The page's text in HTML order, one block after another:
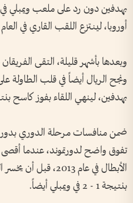
بهدفين دون رد على ملعب ويمبلي في
أوروبا، لينتزع اللقب القاري في
وبعدها بأشهر قليلة، التقى
ونجح الريال أيضاً في قلب الطاولة
بهدفين، لينهي اللقاء بفوز كاسح بنتيجة 5 - 2 في أكتوبر
ضمن منافسات مرحلة الدوري
تفوق واضح لدورتموند، عندما
الأبطال في عام
بنتيجة 1 - 2 في ويمبلي أيضاً.